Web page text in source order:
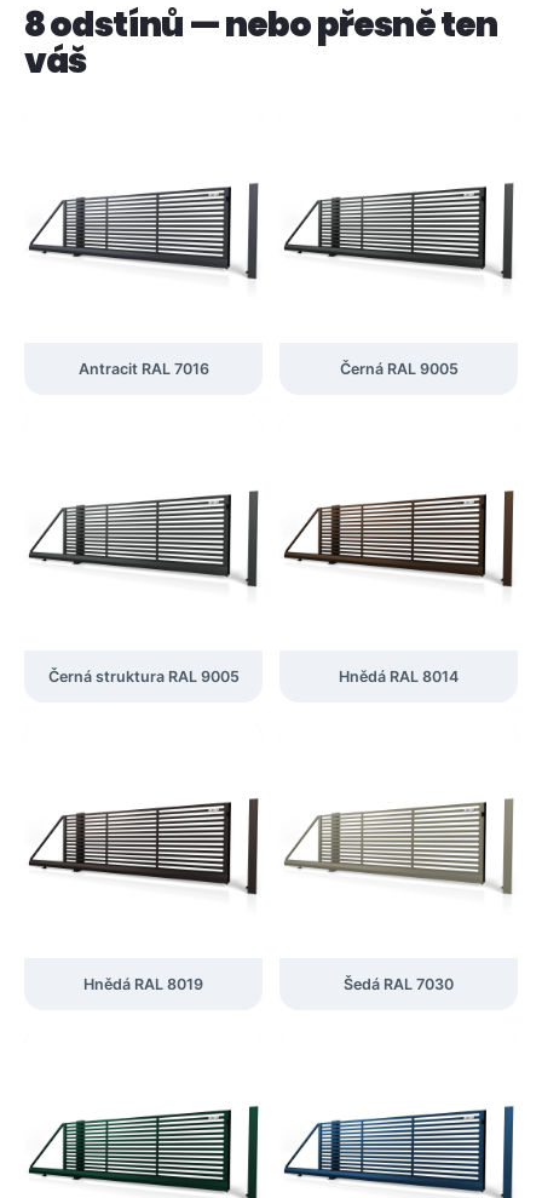
8 odstínů — nebo přesně ten
váš
Antracit RAL 7016 Černá RAL 9005
Černá struktura RAL 9005 Hnědá RAL 8014
Hnědá RAL 8019 Šedá RAL 7030